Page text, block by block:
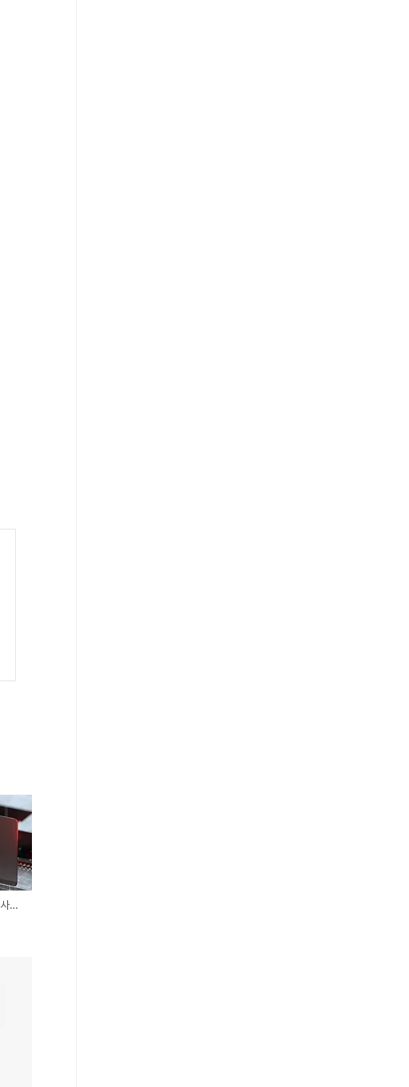
국내 대기업 사이버 공격 사건, 정보 유출 주의